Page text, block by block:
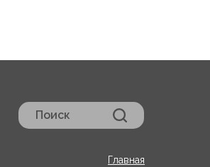
Главная
Поиск